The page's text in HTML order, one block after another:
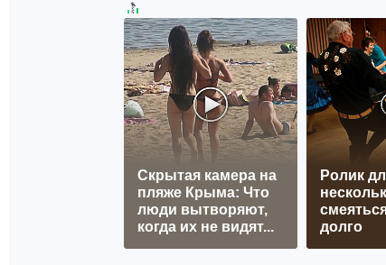
Скрытая камера на
пляже Крыма: Что
люди вытворяют,
когда их не видят...
Ролик
долго